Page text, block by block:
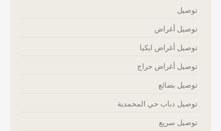
توصيل
توصيل أغراض
توصيل أغراض ايكيا
توصيل أغراض حراج
توصيل بضائع
توصيل دباب حي المحمدية
توصيل سريع